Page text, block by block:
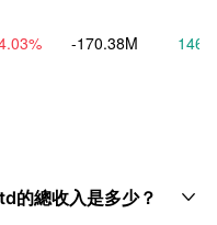
% -170.38M
的總收入是多少？ 